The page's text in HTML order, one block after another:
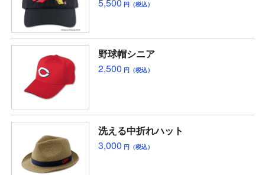
円（税込）
野球帽シニア
2,500 円（税込）
洗える中折れハット
3,000 円（税込）